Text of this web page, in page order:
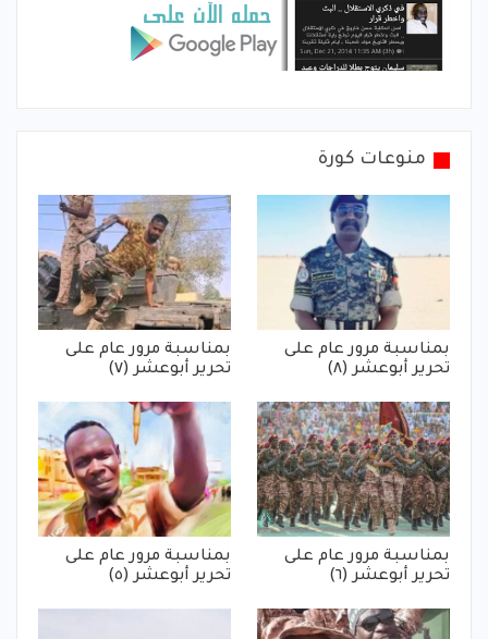
منوعات كورة
بمناسبة مرور عام على
تحرير أبوعشر (٨)
بمناسبة مرور عام على
تحرير أبوعشر (٧)
بمناسبة مرور عام على
تحرير أبوعشر (٦)
بمناسبة مرور عام على
تحرير أبوعشر (٥)